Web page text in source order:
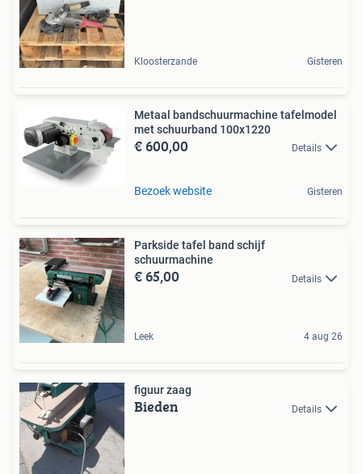
Kloosterzande Gisteren
Metaal bandschuurmachine tafelmodel
met schuurband 100x1220
€ 600,00 Details
Bezoek website Gisteren
Parkside tafel band schijf
schuurmachine
€ 65,00 Details
Leek 4 aug 26
figuur zaag
Bieden Details